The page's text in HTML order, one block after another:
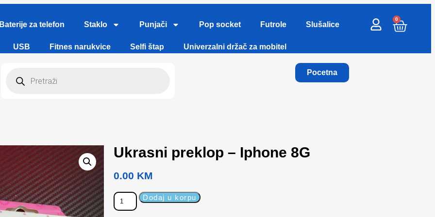
Baterije za telefon Staklo Punjači Pop socket Futrole Slušalice
USB Fitnes narukvice Selfi štap Univerzalni držač za mobitel
Pocetna
0
Ukrasni preklop – Iphone 8G
0.00 KM
Dodaj u korpu